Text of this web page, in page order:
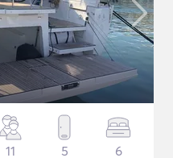
11 5 6